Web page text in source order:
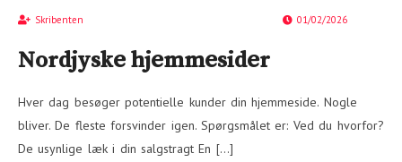
Skribenten 01/02/2026
Nordjyske hjemmesider
Hver dag besøger potentielle kunder din hjemmeside. Nogle
bliver. De fleste forsvinder igen. Spørgsmålet er: Ved du hvorfor?
De usynlige læk i din salgstragt En […]